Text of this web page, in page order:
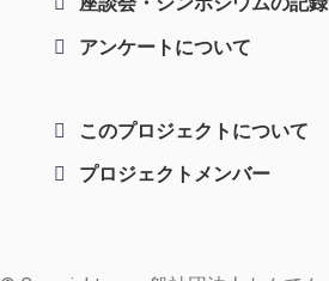
アンケートについて
このプロジェクトについて
プロジェクトメンバー